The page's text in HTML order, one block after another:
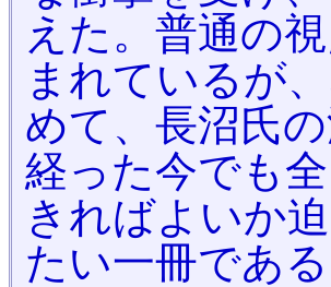
えた。普通の
まれているが
めて、長沼氏
経った今でも
きればよいか
たい一冊である